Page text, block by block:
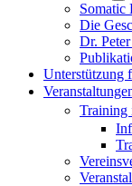
Somatic
Die
Dr.
Unterstützung
Training